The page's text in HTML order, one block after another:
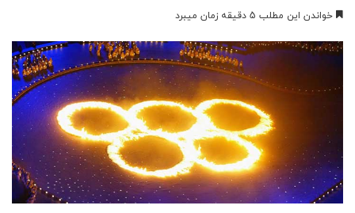
خواندن این مطلب 5 دقیقه زمان میبرد